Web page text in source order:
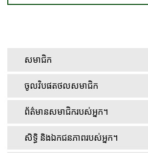
សមាជិក
ចូលវិបផតថលសមាជិក
ព័ត៌មានសមាជិករបស់អ្នក។
សិទ្ធិ និងឯកជនភាពរបស់អ្នក។